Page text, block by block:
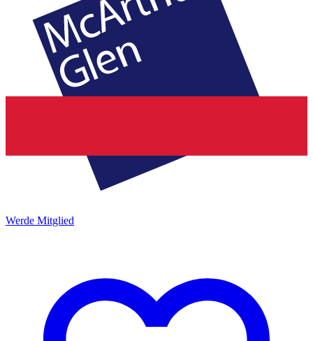
Werde Mitglied